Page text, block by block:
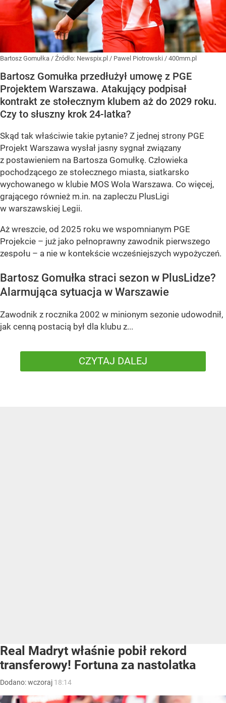
Bartosz Gomułka / Źródło: Newspix.pl / Pawel Piotrowski / 400mm.pl
Bartosz Gomułka przedłużył umowę z PGE
Projektem Warszawa. Atakujący podpisał
kontrakt ze stołecznym klubem aż do 2029 roku.
Czy to słuszny krok 24-latka?
Skąd tak właściwie takie pytanie? Z jednej strony PGE
Projekt Warszawa wysłał jasny sygnał związany
z postawieniem na Bartosza Gomułkę. Człowieka
pochodzącego ze stołecznego miasta, siatkarsko
wychowanego w klubie MOS Wola Warszawa. Co więcej,
grającego również m.in. na zapleczu PlusLigi
w warszawskiej Legii.
Aż wreszcie, od 2025 roku we wspomnianym PGE
Projekcie – już jako pełnoprawny zawodnik pierwszego
zespołu – a nie w kontekście wcześniejszych wypożyczeń.
Bartosz Gomułka straci sezon w PlusLidze?
Alarmująca sytuacja w Warszawie
Zawodnik z rocznika 2002 w minionym sezonie udowodnił,
jak cenną postacią był dla klubu z...
CZYTAJ DALEJ
Real Madryt właśnie pobił rekord
transferowy! Fortuna za nastolatka
Dodano:wczoraj 18:14